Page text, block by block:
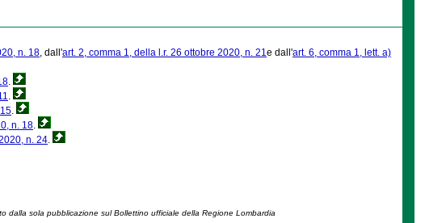
n. 18, dall'art. 2, comma 1, della l.r. 26 ottobre 2020, n. 21e dall'art. 6, comma 1, lett. a)
.
.
.
n. 18.
n. 24.
dalla sola pubblicazione sul Bollettino ufficiale della Regione Lombardia